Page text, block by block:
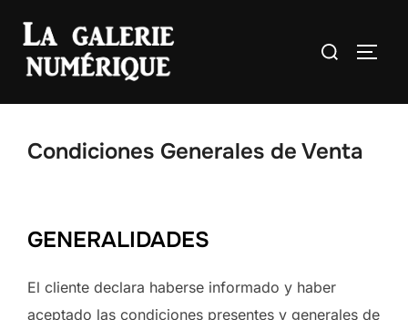
contenido
Buscar:
Condiciones Generales de Venta
GENERALIDADES
El cliente declara haberse informado y haber
aceptado las condiciones presentes y generales de